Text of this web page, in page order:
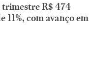
trimestre R$ 474
11%, com avanço em